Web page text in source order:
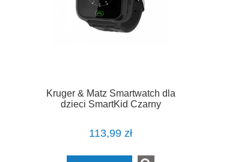
Kruger & Matz Smartwatch dla
dzieci SmartKid Czarny
113,99 zł